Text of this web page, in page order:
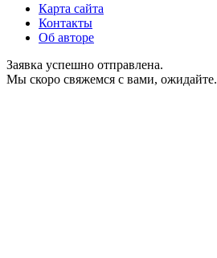
Карта сайта
Контакты
Об авторе
Заявка успешно отправлена.
Мы скоро свяжемся с вами, ожидайте.